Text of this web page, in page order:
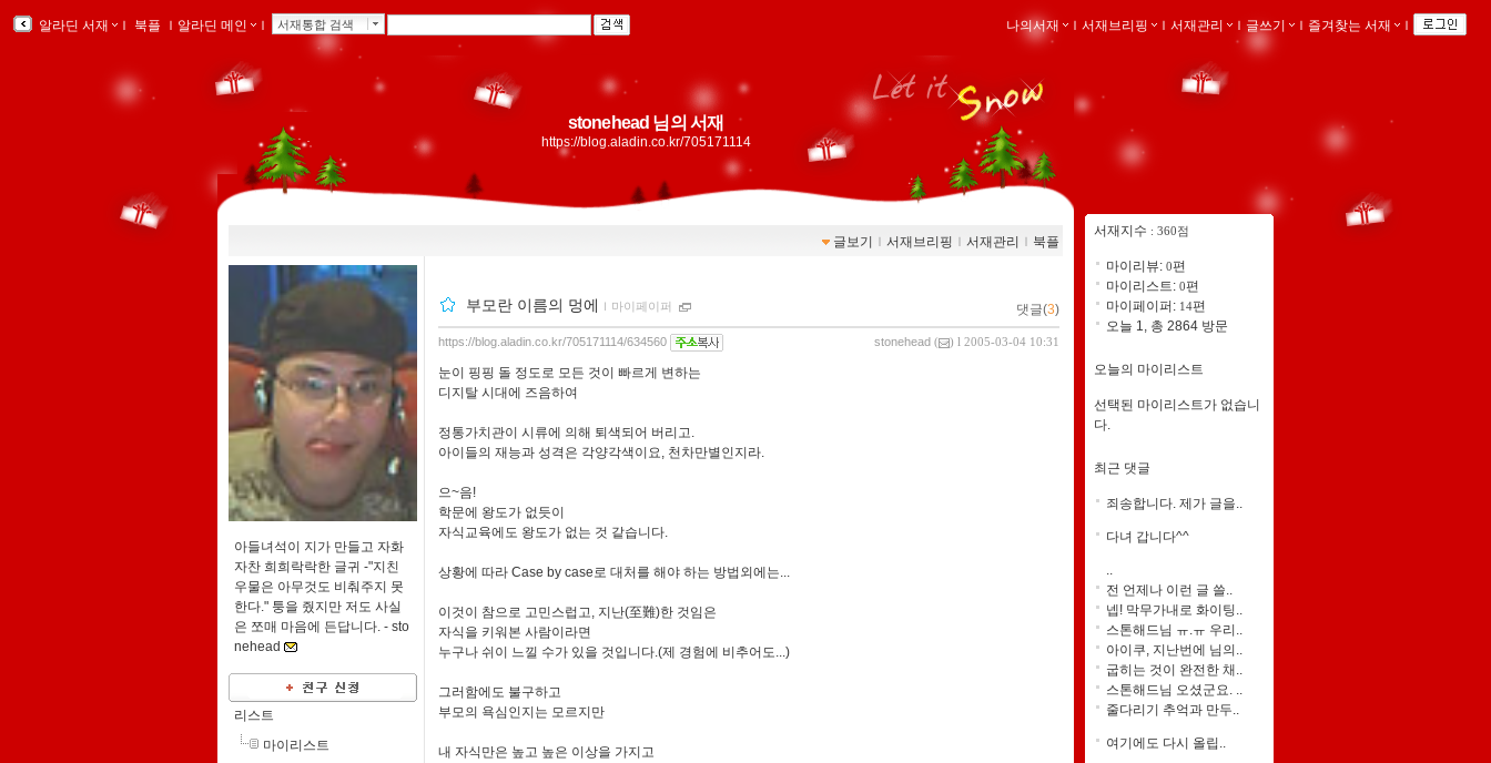
알라딘 서재 ｌ 북플 ｌ 알라딘 메인 ｌ 서재통합 검색 나의서재 ｌ 서재브리핑 ｌ 서재관리 ｌ 글쓰기 ｌ 즐겨찾는 서재 ｌ
stonehead 님의 서재
https://blog.aladin.co.kr/705171114
글보기 ｌ 서재브리핑 ｌ 서재관리 ｌ 북플
아들녀석이 지가 만들고 자화
자찬 희희락락한 글귀 -"지친
우물은 아무것도 비춰주지 못
한다." 퉁을 줬지만 저도 사실
은 쪼매 마음에 든답니다. - sto
nehead
리스트
마이리스트
부모란 이름의 멍에 ｌ 마이페이퍼 댓글(3)
stonehead ( ) l 2005-03-04 10:31
https://blog.aladin.co.kr/705171114/634560
눈이 핑핑 돌 정도로 모든 것이 빠르게 변하는
디지탈 시대에 즈음하여
정통가치관이 시류에 의해 퇴색되어 버리고.
아이들의 재능과 성격은 각양각색이요, 천차만별인지라.
으~음!
학문에 왕도가 없듯이
자식교육에도 왕도가 없는 것 같습니다.
상황에 따라 Case by case로 대처를 해야 하는 방법외에는...
이것이 참으로 고민스럽고, 지난(至難)한 것임은
자식을 키워본 사람이라면
누구나 쉬이 느낄 수가 있을 것입니다.(제 경험에 비추어도...)
그러함에도 불구하고
부모의 욕심인지는 모르지만
내 자식만은 높고 높은 이상을 가지고
서재지수 : 360점
마이리뷰: 0편
마이리스트: 0편
마이페이퍼: 14편
오늘 1, 총 2864 방문
오늘의 마이리스트
선택된 마이리스트가 없습니
다.
최근 댓글
죄송합니다. 제가 글을..
다녀 갑니다^^
..
전 언제나 이런 글 쓸..
넵! 막무가내로 화이팅..
스톤해드님 ㅠ.ㅠ 우리..
아이쿠, 지난번에 님의..
굽히는 것이 완전한 채..
스톤해드님 오셨군요. ..
줄다리기 추억과 만두..
여기에도 다시 올립..